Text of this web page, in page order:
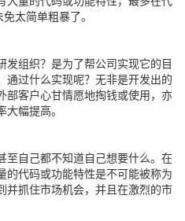
太简单粗暴了。
组织？是为了帮公司实现它的目
通过什么实现呢？无非是开发出的
客户心甘情愿地掏钱或使用，亦
幅提高。
至自己都不知道自己想要什么。在
的代码或功能特性是不可能被称为
并抓住市场机会，并且在激烈的市